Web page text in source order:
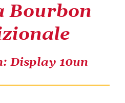
Bourbon
Display 10un